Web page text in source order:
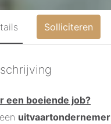
Solliciteren
een boeiende job?
uitvaartondernemer